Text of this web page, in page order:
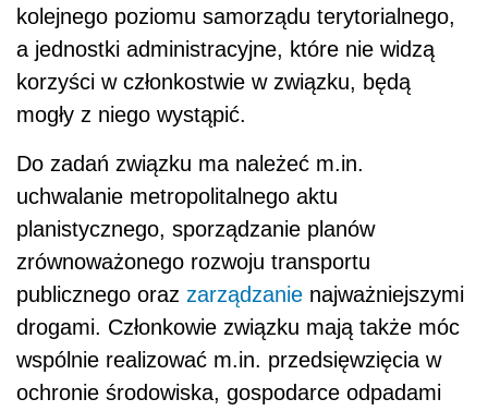
kolejnego poziomu samorządu terytorialnego,
a jednostki administracyjne, które nie widzą
korzyści w członkostwie w związku, będą
mogły z niego wystąpić.
Do zadań związku ma należeć m.in.
uchwalanie metropolitalnego aktu
planistycznego, sporządzanie planów
zrównoważonego rozwoju transportu
publicznego oraz zarządzanie najważniejszymi
drogami. Członkowie związku mają także móc
wspólnie realizować m.in. przedsięwzięcia w
ochronie środowiska, gospodarce odpadami